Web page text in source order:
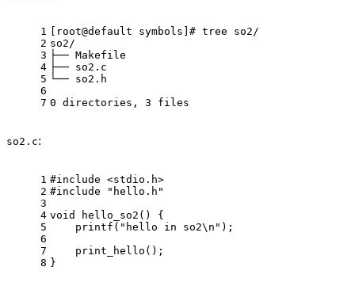
1
2
3
4
5
6
7
[root@default symbols] # tree so2/
so2/
├── Makefile
├── so2.c
└── so2.h
0 directories, 3 files
so2.c:
1
2
3
4
5
6
7
8
#include <stdio.h>
#include
"hello.h"
void
hello_so2 ()
{
printf ( "hello in so2\n" );
    print_hello();
}